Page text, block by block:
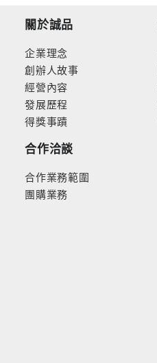
關於誠品
企業理念
創辦人故事
經營內容
發展歷程
得獎事蹟
合作洽談
合作業務範圍
團購業務